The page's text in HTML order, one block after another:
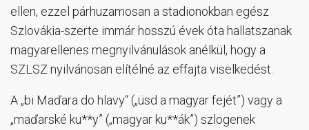
ellen, ezzel párhuzamosan a stadionokban egész
Szlovákia-szerte immár hosszú évek óta hallatszanak
magyarellenes megnyilvánulások anélkül, hogy a
SZLSZ nyilvánosan elítélné az effajta viselkedést.
A „bi Maďara do hlavy“ („üsd a magyar fejét”) vagy a
„maďarské ku**y” („magyar ku**ák”) szlogenek